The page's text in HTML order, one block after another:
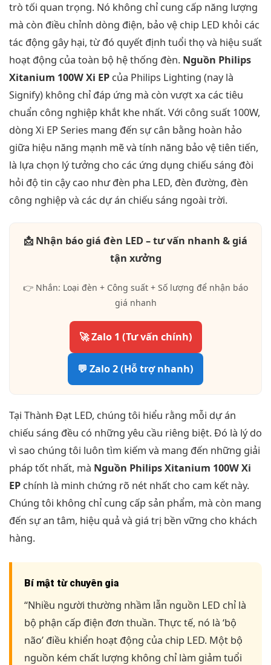
trò tối quan trọng. Nó không chỉ cung cấp năng lượng
mà còn điều chỉnh dòng điện, bảo vệ chip LED khỏi các
tác động gây hại, từ đó quyết định tuổi thọ và hiệu suất
hoạt động của toàn bộ hệ thống đèn. Nguồn Philips
Xitanium 100W Xi EP của Philips Lighting (nay là
Signify) không chỉ đáp ứng mà còn vượt xa các tiêu
chuẩn công nghiệp khắt khe nhất. Với công suất 100W,
dòng Xi EP Series mang đến sự cân bằng hoàn hảo
giữa hiệu năng mạnh mẽ và tính năng bảo vệ tiên tiến,
là lựa chọn lý tưởng cho các ứng dụng chiếu sáng đòi
hỏi độ tin cậy cao như đèn pha LED, đèn đường, đèn
công nghiệp và các dự án chiếu sáng ngoài trời.
📩 Nhận báo giá đèn LED – tư vấn nhanh & giá
tận xưởng
👉 Nhắn: Loại đèn + Công suất + Số lượng để nhận báo
giá nhanh
🚀 Zalo 1 (Tư vấn chính)
💬 Zalo 2 (Hỗ trợ nhanh)
Tại Thành Đạt LED, chúng tôi hiểu rằng mỗi dự án
chiếu sáng đều có những yêu cầu riêng biệt. Đó là lý do
vì sao chúng tôi luôn tìm kiếm và mang đến những giải
pháp tốt nhất, mà Nguồn Philips Xitanium 100W Xi
EP chính là minh chứng rõ nét nhất cho cam kết này.
Chúng tôi không chỉ cung cấp sản phẩm, mà còn mang
đến sự an tâm, hiệu quả và giá trị bền vững cho khách
hàng.
Bí mật từ chuyên gia
“Nhiều người thường nhầm lẫn nguồn LED chỉ là
bộ phận cấp điện đơn thuần. Thực tế, nó là ‘bộ
não’ điều khiển hoạt động của chip LED. Một bộ
nguồn kém chất lượng không chỉ làm giảm tuổi